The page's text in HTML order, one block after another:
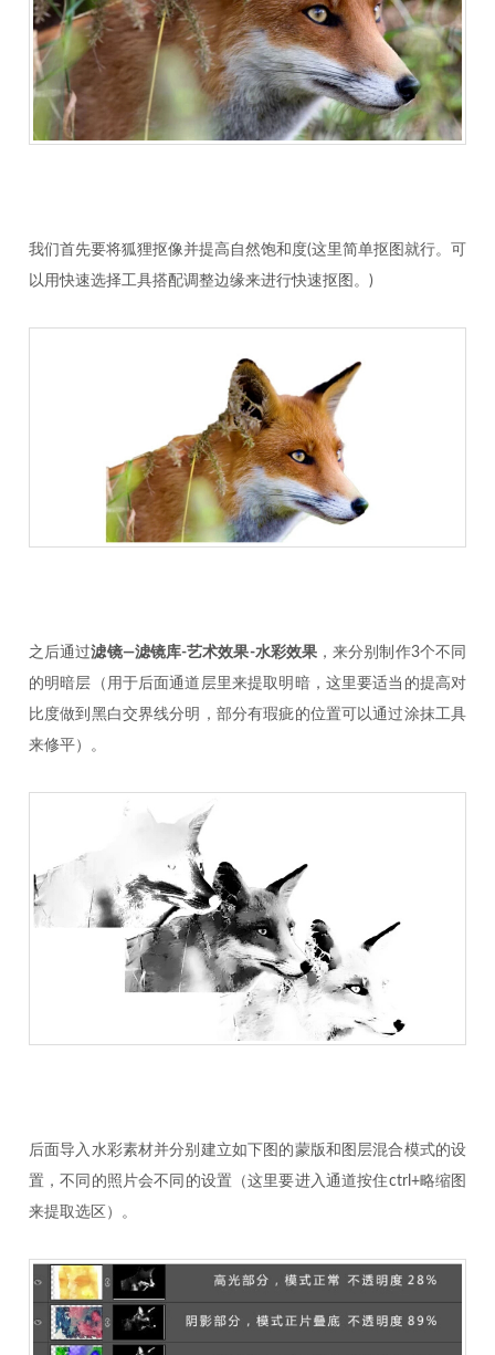
我们首先要将狐狸抠像并提高自然饱和度(这里简单抠图就行。可
以用快速选择工具搭配调整边缘来进行快速抠图。)
之后通过滤镜—滤镜库-艺术效果-水彩效果 ，来分别制作3个不同
的明暗层（用于后面通道层里来提取明暗，这里要适当的提高对
比度做到黑白交界线分明，部分有瑕疵的位置可以通过涂抹工具
来修平）。
后面导入水彩素材并分别建立如下图的蒙版和图层混合模式的设
置，不同的照片会不同的设置（这里要进入通道按住ctrl+略缩图
来提取选区）。